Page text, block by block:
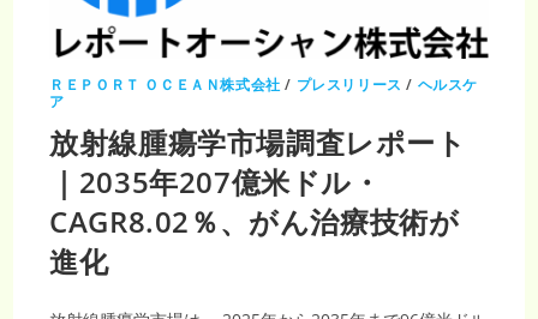
ー
ト
｜
2035
年
億
6000
万
米
ド
CAGR27.58％、
ＲＥＰＯＲＴ ＯＣＥＡＮ株式会社 / プレスリリース / ヘルスケ
ア
放射線腫瘍学市場調査レポート
｜2035年207億米ドル・
CAGR8.02％、がん治療技術が
進化